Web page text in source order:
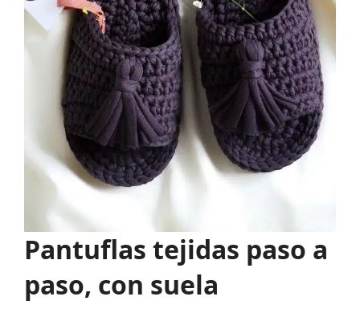
Pantuflas tejidas paso a
paso, con suela